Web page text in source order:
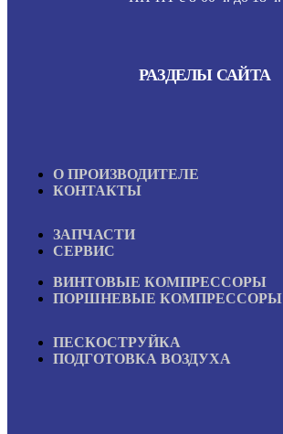
РАЗДЕЛЫ САЙТА
О ПРОИЗВОДИТЕЛЕ
КОНТАКТЫ
ЗАПЧАСТИ
СЕРВИС
ВИНТОВЫЕ КОМПРЕССОРЫ
ПОРШНЕВЫЕ КОМПРЕССОРЫ
ПЕСКОСТРУЙКА
ПОДГОТОВКА ВОЗДУХА